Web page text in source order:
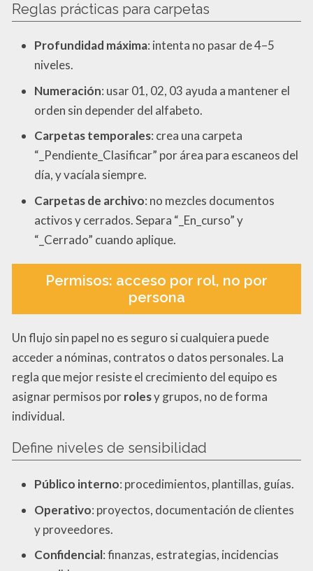
Reglas prácticas para carpetas
Profundidad máxima: intenta no pasar de 4–5
niveles.
Numeración: usar 01, 02, 03 ayuda a mantener el
orden sin depender del alfabeto.
Carpetas temporales: crea una carpeta
“_Pendiente_Clasificar” por área para escaneos del
día, y vacíala siempre.
Carpetas de archivo: no mezcles documentos
activos y cerrados. Separa “_En_curso” y
“_Cerrado” cuando aplique.
Permisos: acceso por rol, no por
persona
Un flujo sin papel no es seguro si cualquiera puede
acceder a nóminas, contratos o datos personales. La
regla que mejor resiste el crecimiento del equipo es
asignar permisos porrolesy grupos, no de forma
individual.
Define niveles de sensibilidad
Público interno: procedimientos, plantillas, guías.
Operativo: proyectos, documentación de clientes
y proveedores.
Confidencial: finanzas, estrategias, incidencias